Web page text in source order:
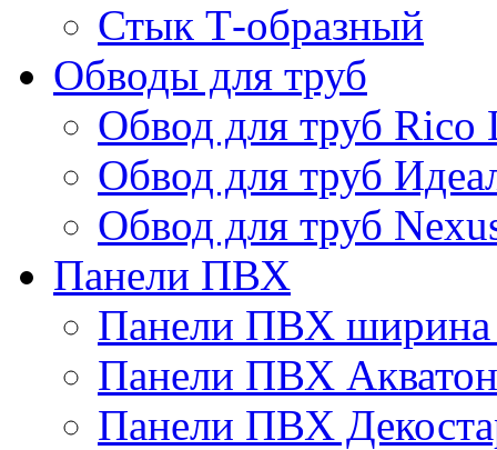
Стык Т-образный
Обводы для труб
Обвод для труб Rico
Обвод для труб
Обвод для труб
Панели ПВХ
Панели ПВХ ширина
Панели ПВХ Акватон
Панели ПВХ